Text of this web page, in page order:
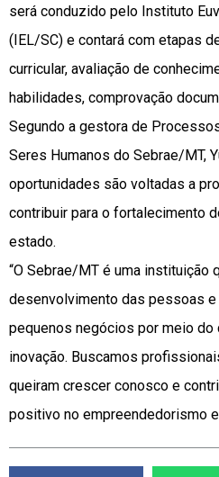
será conduzido pelo Instituto
(IEL/SC) e contará com etapas
curricular, avaliação de
habilidades, comprovação
Segundo a gestora de
Seres Humanos do Sebrae/MT,
oportunidades são voltadas a
contribuir para o fortalecimento
estado.
“O Sebrae/MT é uma instituição
desenvolvimento das pessoas
pequenos negócios por meio do
inovação. Buscamos
queiram crescer conosco e
positivo no empreendedorismo